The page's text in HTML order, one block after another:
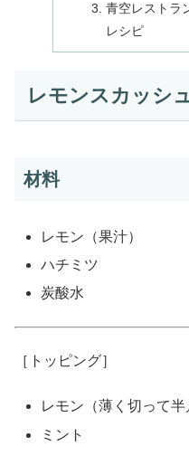
青空レストラ
レシピ
レモンスカッシ
材料
レモン（果汁）
ハチミツ
炭酸水
［トッピング］
レモン（薄く切って半
ミント